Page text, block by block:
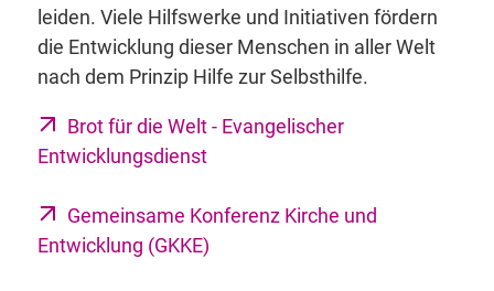
leiden. Viele Hilfswerke und Initiativen fördern
die Entwicklung dieser Menschen in aller Welt
nach dem Prinzip Hilfe zur Selbsthilfe.
Brot für die Welt - Evangelischer
Entwicklungsdienst
Gemeinsame Konferenz Kirche und
Entwicklung (GKKE)